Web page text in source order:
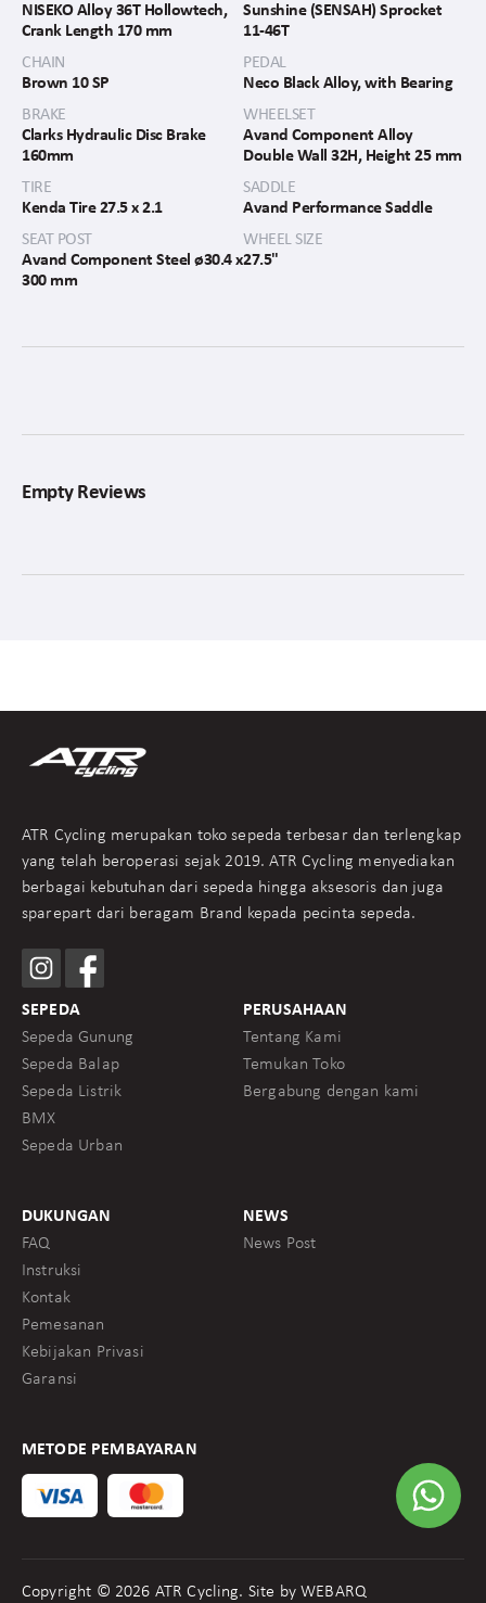
NISEKO Alloy 36T Hollowtech,
Crank Length 170 mm
Sunshine (SENSAH) Sprocket
11-46T
CHAIN
Brown 10 SP
PEDAL
Neco Black Alloy, with Bearing
BRAKE
Clarks Hydraulic Disc Brake
160mm
WHEELSET
Avand Component Alloy
Double Wall 32H, Height 25 mm
TIRE
Kenda Tire 27.5 x 2.1
SADDLE
Avand Performance Saddle
SEAT POST
Avand Component Steel ø30.4 x
300 mm
WHEEL SIZE
27.5"
Empty Reviews
ATR Cycling merupakan toko sepeda terbesar dan terlengkap
yang telah beroperasi sejak 2019. ATR Cycling menyediakan
berbagai kebutuhan dari sepeda hingga aksesoris dan juga
sparepart dari beragam Brand kepada pecinta sepeda.
SEPEDA
Sepeda Gunung
Sepeda Balap
Sepeda Listrik
BMX
Sepeda Urban
PERUSAHAAN
Tentang Kami
Temukan Toko
Bergabung dengan kami
DUKUNGAN
FAQ
Instruksi
Kontak
Pemesanan
Kebijakan Privasi
Garansi
NEWS
News Post
METODE PEMBAYARAN
Copyright © 2026 ATR Cycling. Site byWEBARQ